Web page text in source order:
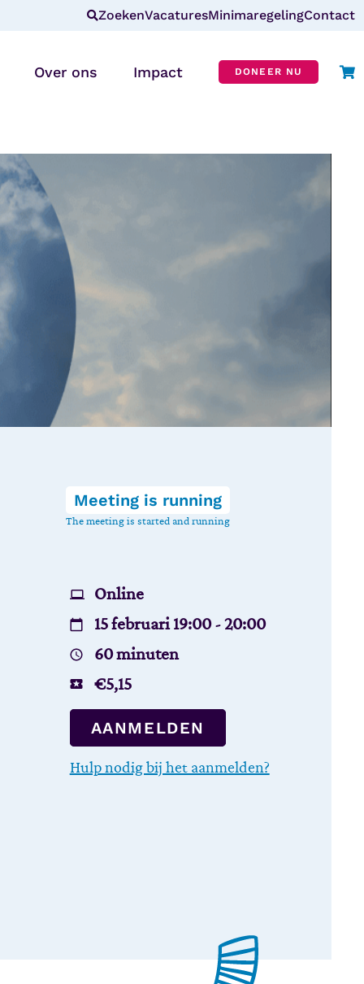
ZoekenVacaturesMinimaregelingContact
Over ons
Missie & visie
ANBI
CBF-erkenning
In de media
Veelgestelde vragen
Impact DONEER NU
Meeting is running
The meeting is started and running
Online
15 februari 19:00 - 20:00
60 minuten
€5,15
AANMELDEN
Hulp nodig bij het aanmelden?